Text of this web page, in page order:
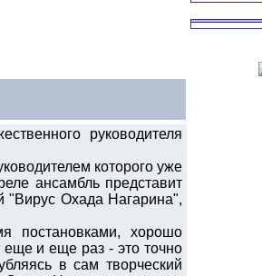
руководителя
которого уже
ансамбль представит
"Вирус Охада Нагарина",
постановками, хорошо
и еще раз - это точно
в сам творческий